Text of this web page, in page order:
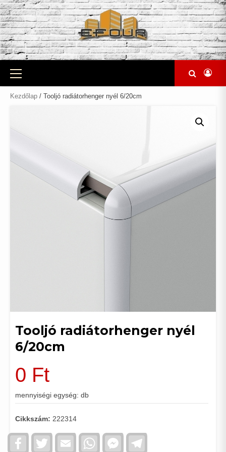
Skip
to
content
Primary
Menu
Kezdőlap / Tooljó radiátorhenger nyél 6/20cm
Tooljó radiátorhenger nyél
6/20cm
0 Ft
mennyiségi egység: db
Cikkszám: 222314
FacebookTwitter Email WhatsAppFacebook
Messenger